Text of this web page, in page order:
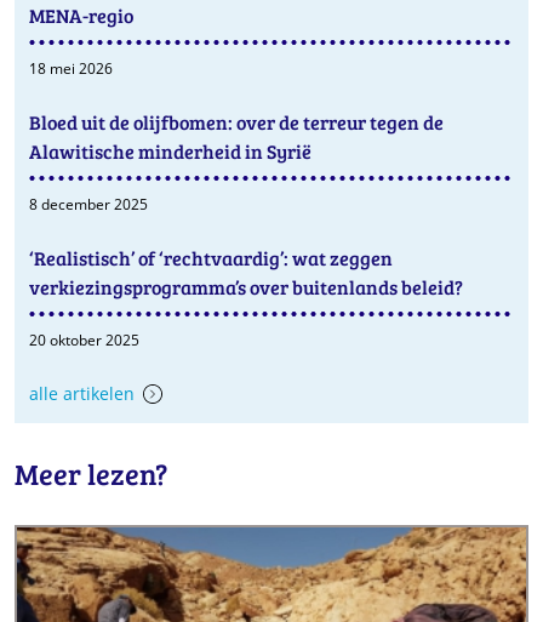
MENA-regio
18 mei 2026
Bloed uit de olijfbomen: over de terreur tegen de
Alawitische minderheid in Syrië
8 december 2025
‘Realistisch’ of ‘rechtvaardig’: wat zeggen
verkiezingsprogramma’s over buitenlands beleid?
20 oktober 2025
alle artikelen
Meer lezen?